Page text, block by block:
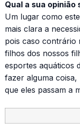
Qual a sua
Um lugar como
mais clara a
pois caso contrário
filhos dos nossos
esportes aquáticos
fazer alguma coisa,
que eles passam a